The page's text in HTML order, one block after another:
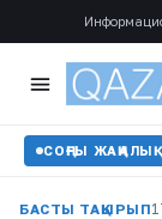
СОҢҒЫ ЖАҢАЛЫҚ
БАСТЫ ТАҚЫРЫП